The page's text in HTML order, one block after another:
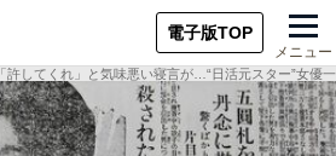
電子版TOP
メニュー
「許してくれ」と気味悪い寝言が…“日活元スター”女優